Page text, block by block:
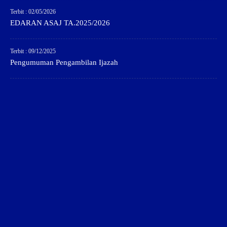
Terbit : 02/05/2026
EDARAN ASAJ TA.2025/2026
Terbit : 09/12/2025
Pengumuman Pengambilan Ijazah